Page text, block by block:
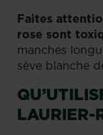
Faites
rose sont
manches
sève blanche
LAURIER-